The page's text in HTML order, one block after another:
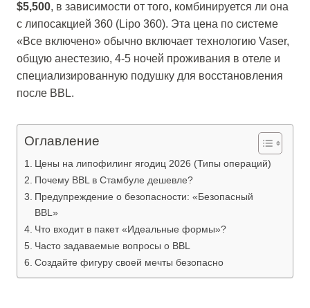
$5,500, в зависимости от того, комбинируется ли она
с липосакцией 360 (Lipo 360). Эта цена по системе
«Все включено» обычно включает технологию Vaser,
общую анестезию, 4-5 ночей проживания в отеле и
специализированную подушку для восстановления
после BBL.
Оглавление
Цены на липофилинг ягодиц 2026 (Типы операций)
Почему BBL в Стамбуле дешевле?
Предупреждение о безопасности: «Безопасный
BBL»
Что входит в пакет «Идеальные формы»?
Часто задаваемые вопросы о BBL
Создайте фигуру своей мечты безопасно